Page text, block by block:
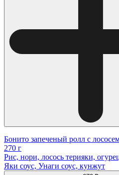
Бонито запеченый ролл с
270 г
Рис, нори, лосось терияки,
Яки соус, Унаги соус, кунжут